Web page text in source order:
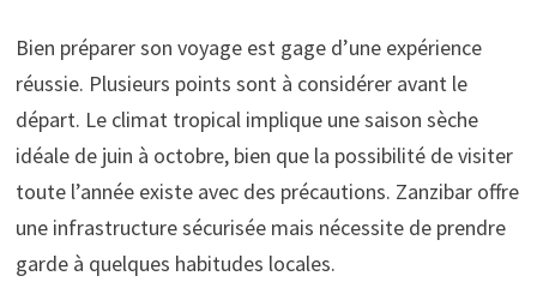
Bien préparer son voyage est gage d’une expérience
réussie. Plusieurs points sont à considérer avant le
départ. Le climat tropical implique une saison sèche
idéale de juin à octobre, bien que la possibilité de visiter
toute l’année existe avec des précautions. Zanzibar offre
une infrastructure sécurisée mais nécessite de prendre
garde à quelques habitudes locales.